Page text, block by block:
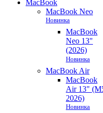
MacBook
MacBook Neo
Новинка
MacBook
Neo 13"
(2026)
Новинка
MacBook Air
MacBook
Air 13"
2026)
Новинка